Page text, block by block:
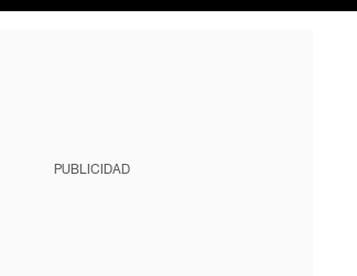
PUBLICIDAD